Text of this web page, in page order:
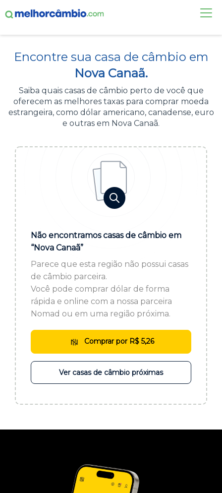
CASAS DE CÂMBIO
DÓLAR HOJE
ALERTA DE CÂMBIO
Acesse sua conta:
BROKER DE OFERTAS
ou cadastre-se se ainda não tem registro:
Encontre sua casa de câmbio em
Nova Canaã.
Saiba quais casas de câmbio perto de você que
oferecem as melhores taxas para comprar moeda
estrangeira, como dólar americano, canadense, euro
e outras em Nova Canaã.
Não encontramos casas de câmbio em
“Nova Canaã”
Parece que esta região não possui casas
de câmbio parceira.
Você pode comprar dólar de forma
rápida e online com a nossa parceira
Nomad ou em uma região próxima.
Comprar por R$ 5,26
Ver casas de câmbio próximas